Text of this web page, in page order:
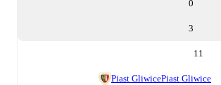
0
3
11
Piast GliwicePiast Gliwice